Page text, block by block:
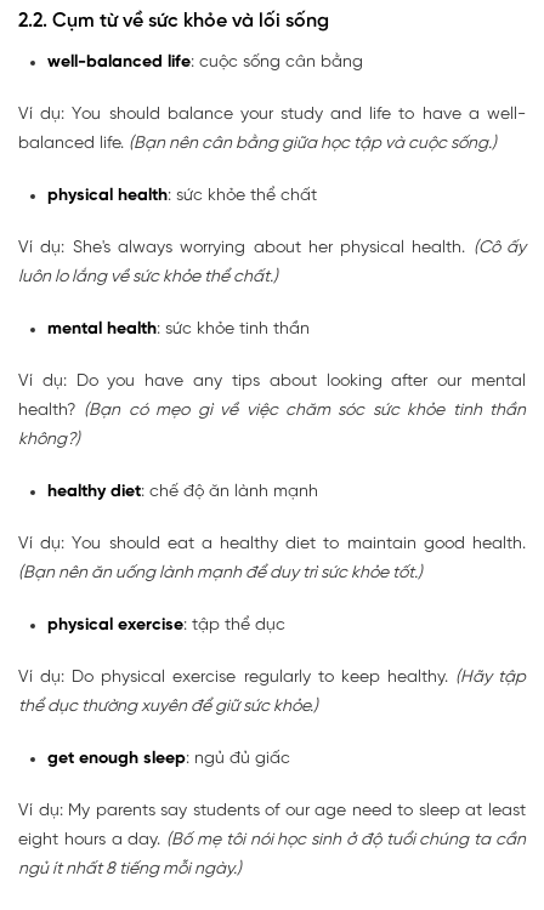
2.2. Cụm từ về sức khỏe và lối sống
well-balanced life: cuộc sống cân bằng
Ví dụ: You should balance your study and life to have a well-
balanced life. (Bạn nên cân bằng giữa học tập và cuộc sống.)
physical health: sức khỏe thể chất
Ví dụ: She's always worrying about her physical health. (Cô ấy
luôn lo lắng về sức khỏe thể chất.)
mental health: sức khỏe tinh thần
Ví dụ: Do you have any tips about looking after our mental
health? (Bạn có mẹo gì về việc chăm sóc sức khỏe tinh thần
không?)
healthy diet: chế độ ăn lành mạnh
Ví dụ: You should eat a healthy diet to maintain good health.
(Bạn nên ăn uống lành mạnh để duy trì sức khỏe tốt.)
physical exercise: tập thể dục
Ví dụ: Do physical exercise regularly to keep healthy. (Hãy tập
thể dục thường xuyên để giữ sức khỏe.)
get enough sleep: ngủ đủ giấc
Ví dụ: My parents say students of our age need to sleep at least
eight hours a day. (Bố mẹ tôi nói học sinh ở độ tuổi chúng ta cần
ngủ ít nhất 8 tiếng mỗi ngày.)